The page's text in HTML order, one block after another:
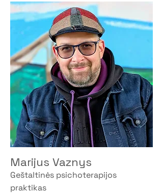
Marijus Vaznys
Geštaltinės psichoterapijos
praktikas